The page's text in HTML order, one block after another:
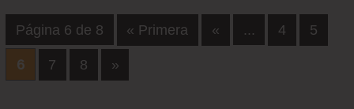
Página 6 de 8 « Primera « ... 4 5
6 7 8 »